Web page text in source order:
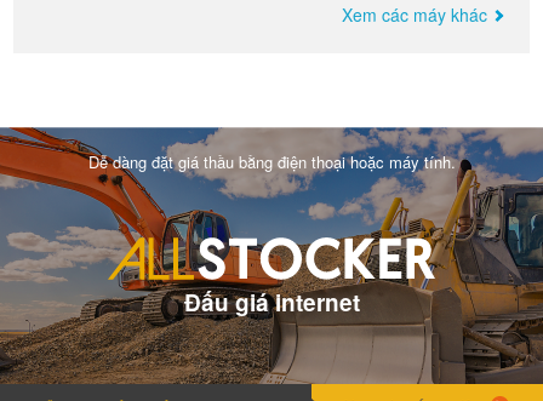
Xem các máy khác
Dễ dàng đặt giá thầu bằng điện thoại hoặc máy tính.
Đấu giá internet